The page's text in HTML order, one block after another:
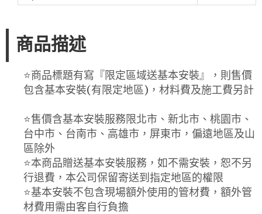
商品描述
⭐️商品標題有寫『限定區域送基本安裝』，則售價
包含基本安裝(有限定地區)，材料費及施工費另計
⭐️售價含基本安裝服務限北市、新北市、桃園市、
台中市、台南市、高雄市，屏東市，偏遠地區及山
區除外
⭐️本商品贈送基本安裝服務，如不需安裝，恕不另
行退費，本公司保留寄送到指定地區的權限
⭐️基本安裝不包含現場額外使用的管材費，額外管
材費用需由客自行負擔